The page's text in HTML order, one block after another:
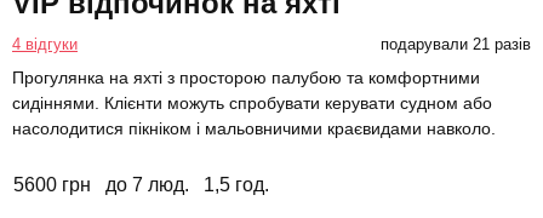
4 відгуки подарували 21 разів
Прогулянка на яхті з просторою палубою та комфортними
сидіннями. Клієнти можуть спробувати керувати судном або
насолодитися пікніком і мальовничими краєвидами навколо.
5600 грн до 7 люд. 1,5 год.